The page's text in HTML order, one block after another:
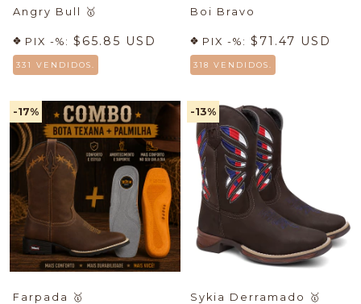
Angry Bull 🥇
PIX -%: $65.85 USD
331 VENDIDOS.
Boi Bravo
PIX -%: $71.47 USD
318 VENDIDOS.
-17%
Farpada 🥇
-13%
Sykia Derramado 🥇